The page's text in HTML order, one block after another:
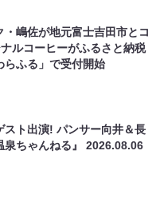
・嶋佐が地元富士吉田市とコ
ルコーヒーがふるさと納税
らふる」で受付開始
スト出演! パンサー向井＆長
泉ちゃんねる』2026.08.06